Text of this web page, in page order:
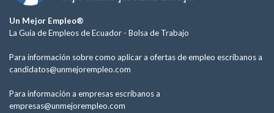
Un Mejor Empleo®
La Guía de Empleos de Ecuador - Bolsa de Trabajo
Para información sobre como aplicar a ofertas de empleo escríbanos a
candidatos@unmejorempleo.com
Para información a empresas escríbanos a
empresas@unmejorempleo.com